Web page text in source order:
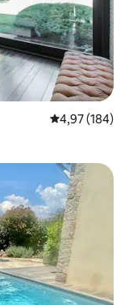
4,97 de uma
4,97 (184)